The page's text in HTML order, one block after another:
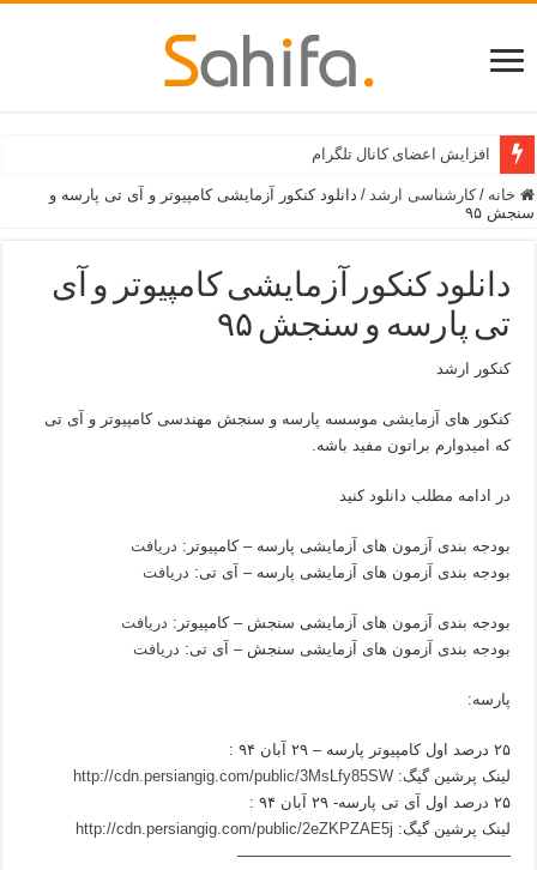
افزایش اعضای کانال تلگرام
خانه / کارشناسی ارشد / دانلود کنکور آزمایشی کامپیوتر و آی تی پارسه و
سنجش ۹۵
دانلود کنکور آزمایشی کامپیوتر و آی
تی پارسه و سنجش ۹۵
کنکور ارشد
کنکور های آزمایشی موسسه پارسه و سنجش مهندسی کامپیوتر و آی تی
که امیدوارم براتون مفید باشه.
در ادامه مطلب دانلود کنید
بودجه بندی آزمون های آزمایشی پارسه – کامپیوتر: دریافت
بودجه بندی آزمون های آزمایشی پارسه – آی تی: دریافت
بودجه بندی آزمون های آزمایشی سنجش – کامپیوتر: دریافت
بودجه بندی آزمون های آزمایشی سنجش – آی تی: دریافت
پارسه:
۲۵ درصد اول کامپیوتر پارسه – ۲۹ آبان ۹۴ :
لینک پرشین گیگ:http://cdn.persiangig.com/public/3MsLfy85SW
۲۵ درصد اول آی تی پارسه- ۲۹ آبان ۹۴ :
لینک پرشین گیگ: http://cdn.persiangig.com/public/2eZKPZAE5j
—————————————————–